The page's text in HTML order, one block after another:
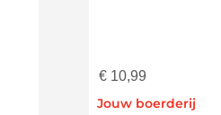
€ 10,99
Jouw boerderij